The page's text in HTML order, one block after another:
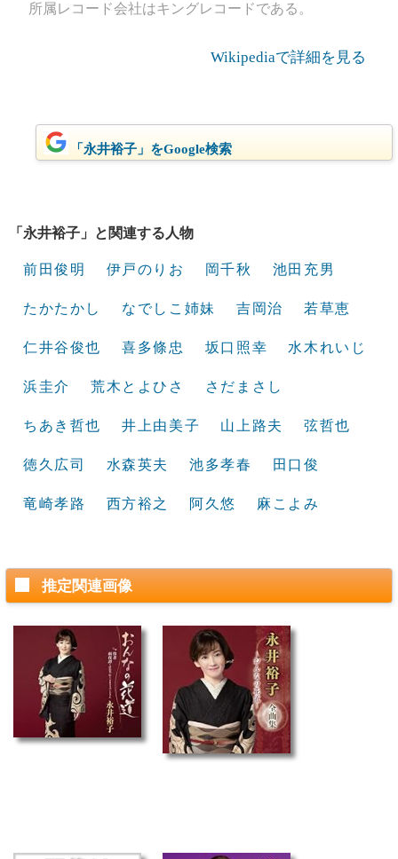
所属レコード会社はキングレコードである。
Wikipediaで詳細を見る
「永井裕子」をGoogle検索
「永井裕子」と関連する人物
前田俊明 伊戸のりお 岡千秋 池田充男
たかたかし なでしこ姉妹 吉岡治 若草恵
仁井谷俊也 喜多條忠 坂口照幸 水木れいじ
浜圭介 荒木とよひさ さだまさし
ちあき哲也 井上由美子 山上路夫 弦哲也
徳久広司 水森英夫 池多孝春 田口俊
竜崎孝路 西方裕之 阿久悠 麻こよみ
推定関連画像